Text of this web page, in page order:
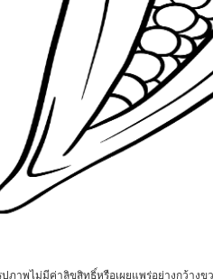
าพไม่มีค่าลิขสิทธิ์หรือเผยแพร่อย่างกว้า